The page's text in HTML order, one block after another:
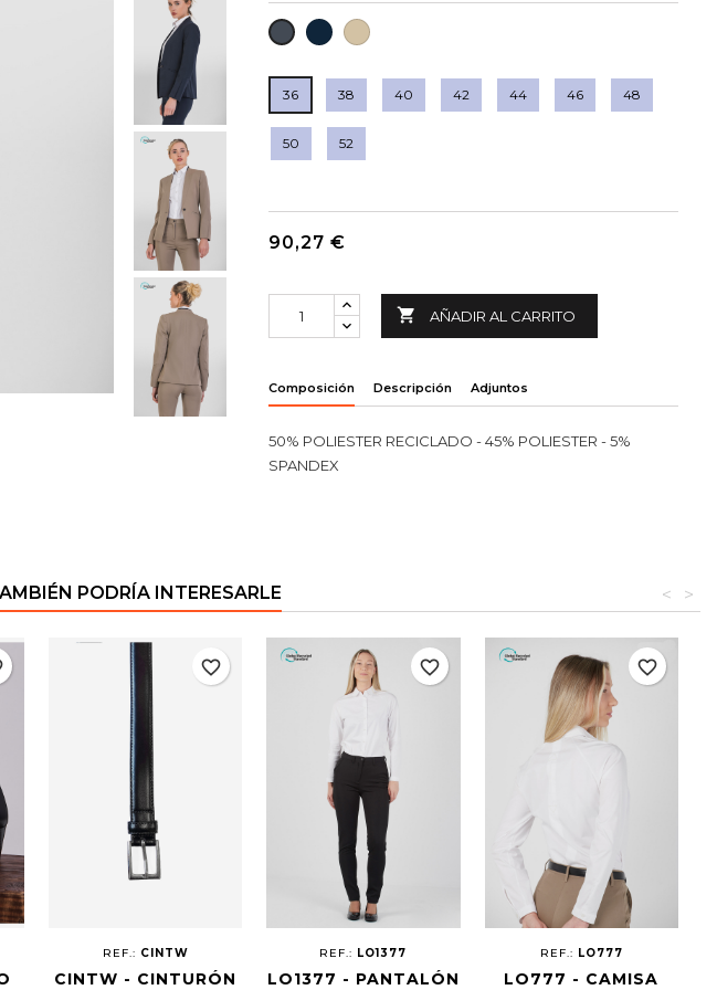
NEGROMARINOTOSTADO
36 38 40 42 44 46 48
50 52
90,27 €
 AÑADIR AL CARRITO
Composición Descripción Adjuntos
50% POLIESTER RECICLADO - 45% POLIESTER - 5%
SPANDEX
PODRÍA INTERESARLE >
<
REF.: CINTW
CINTW - CINTURÓN
favorite_border
REF.: LO1377
LO1377 - PANTALÓN
favorite_border
REF.: LO777
LO777 - CAMISA
favorite_border